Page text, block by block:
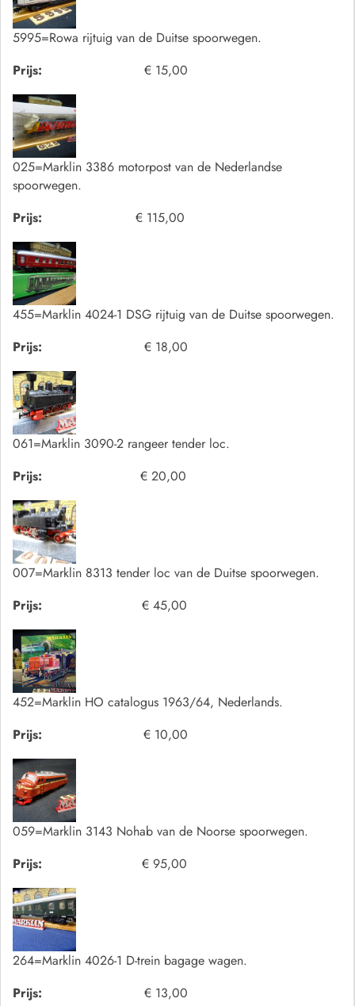
5995=Rowa rijtuig van de Duitse spoorwegen.
Prijs:
€ 15,00
025=Marklin 3386 motorpost van de Nederlandse
spoorwegen.
Prijs:
€ 115,00
455=Marklin 4024-1 DSG rijtuig van de Duitse spoorwegen.
Prijs:
€ 18,00
061=Marklin 3090-2 rangeer tender loc.
Prijs:
€ 20,00
007=Marklin 8313 tender loc van de Duitse spoorwegen.
Prijs:
€ 45,00
452=Marklin HO catalogus 1963/64, Nederlands.
Prijs:
€ 10,00
059=Marklin 3143 Nohab van de Noorse spoorwegen.
Prijs:
€ 95,00
264=Marklin 4026-1 D-trein bagage wagen.
Prijs:
€ 13,00